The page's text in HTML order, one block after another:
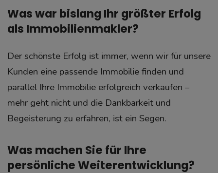
Was war bislang Ihr größter Erfolg
als Immobilienmakler?
Der schönste Erfolg ist immer, wenn wir für unsere
Kunden eine passende Immobilie finden und
parallel Ihre Immobilie erfolgreich verkaufen –
mehr geht nicht und die Dankbarkeit und
Begeisterung zu erfahren, ist ein Segen.
Was machen Sie für Ihre
persönliche Weiterentwicklung?